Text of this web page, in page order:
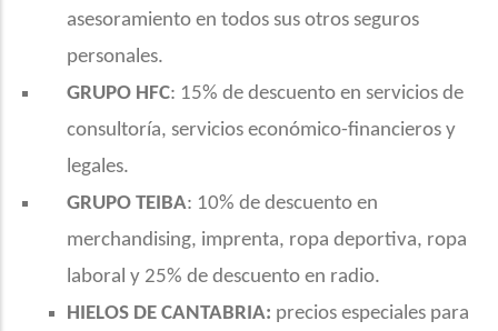
asesoramiento en todos sus otros seguros
personales.
GRUPO HFC: 15% de descuento en servicios de
consultoría, servicios económico-financieros y
legales.
GRUPO TEIBA: 10% de descuento en
merchandising, imprenta, ropa deportiva, ropa
laboral y 25% de descuento en radio.
HIELOS DE CANTABRIA: precios especiales para